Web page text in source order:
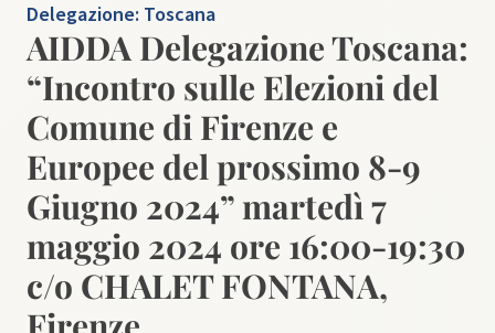
Delegazione: Toscana
AIDDA Delegazione Toscana:
“Incontro sulle Elezioni del
Comune di Firenze e
Europee del prossimo 8-9
Giugno 2024” martedì 7
maggio 2024 ore 16:00-19:30
c/o CHALET FONTANA,